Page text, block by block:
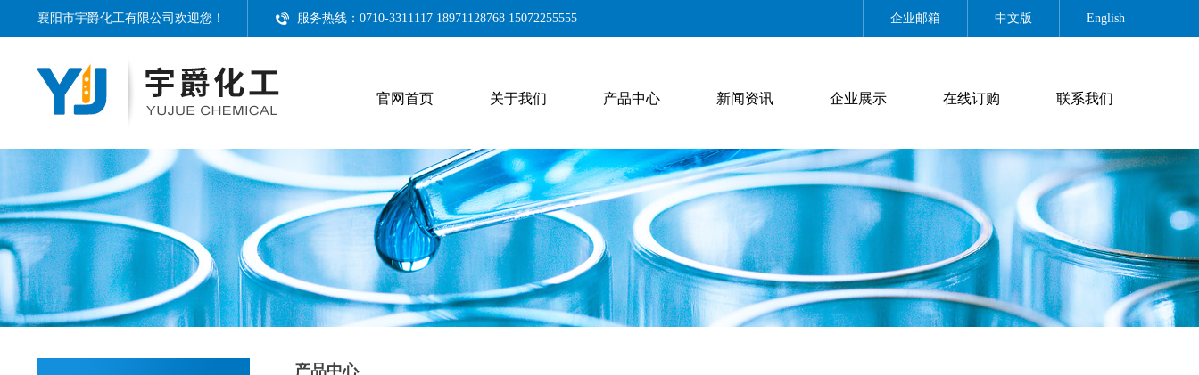
襄阳市宇爵化工有限公司 欢迎您！ 服务热线：0710-3311117 18971128768 15072255555 企业邮箱 中文版 English
官网首页 关于我们 产品中心 新闻资讯 企业展示 在线订购 联系我们
产品中心